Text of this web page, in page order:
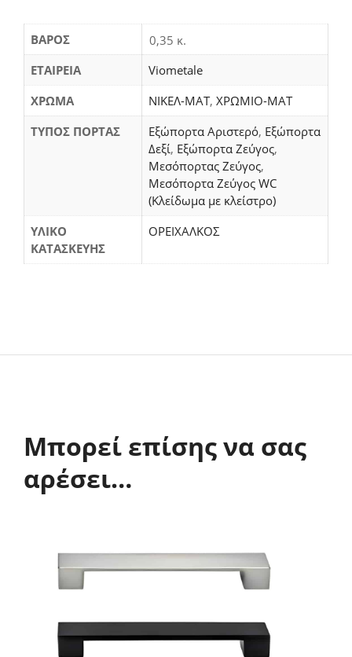
ΒΆΡΟΣ
0,35 κ.
ΕΤΑΙΡΕΙΑ
Viometale
ΧΡΩΜΑ
ΝΙΚΕΛ-ΜΑΤ, ΧΡΩΜΙΟ-ΜΑΤ
ΤΥΠΟΣ ΠΟΡΤΑΣ
Εξώπορτα Αριστερό, Εξώπορτα
Δεξί, Εξώπορτα Ζεύγος,
Μεσόπορτας Ζεύγος,
Μεσόπορτα Ζεύγος WC
(Κλείδωμα με κλείστρο)
ΥΛΙΚΟ
ΚΑΤΑΣΚΕΥΗΣ
ΟΡΕΙΧΑΛΚΟΣ
Μπορεί επίσης να σας
αρέσει…